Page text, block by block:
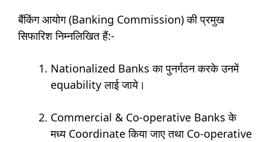
बैंकिंग आयोग (Banking Commission) की प्रमुख
सिफारिश निम्नलिखित हैं:-
Nationalized Banks का पुनर्गठन करके उनमें
equability लाई जाये।
Commercial & Co-operative Banks के
मध्य Coordinate किया जाए तथा Co-operative